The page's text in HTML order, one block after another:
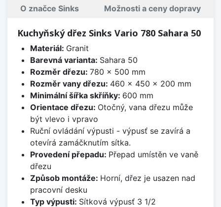
O značce Sinks Možnosti a ceny dopravy
Kuchyňský dřez Sinks Vario 780 Sahara 50
Materiál: Granit
Barevná varianta: Sahara 50
Rozměr dřezu: 780 x 500 mm
Rozměr vany dřezu: 460 x 450 x 200 mm
Minimální šířka skříňky: 600 mm
Orientace dřezu: Otočný, vana dřezu může
být vlevo i vpravo
Ruční ovládání výpusti - výpusť se zavírá a
otevírá zamáčknutím sítka.
Provedení přepadu: Přepad umístěn ve vaně
dřezu
Způsob montáže: Horní, dřez je usazen nad
pracovní desku
Typ výpusti: Sítková výpusť 3 1/2